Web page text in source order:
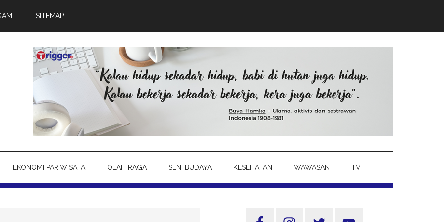
SITEMAP
EKONOMI PARIWISATA OLAH RAGA SENI BUDAYA KESEHATAN WAWASAN TV
Sidebar